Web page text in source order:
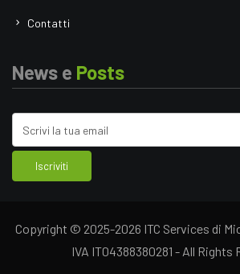
Contatti
News e Posts
Copyright © 2025-2026 ITC Services di
IVA IT04388380281 - All Rights